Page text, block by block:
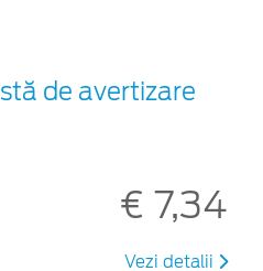
de avertizare
€ 7,34
Vezi detalii